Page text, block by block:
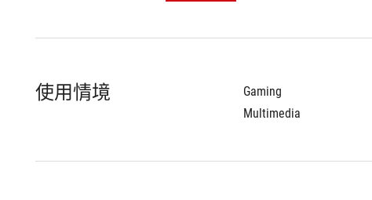
使用情境
Gaming
Multimedia